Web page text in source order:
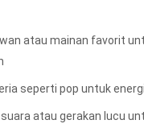
atau mainan favorit
seperti pop untuk energi
atau gerakan lucu